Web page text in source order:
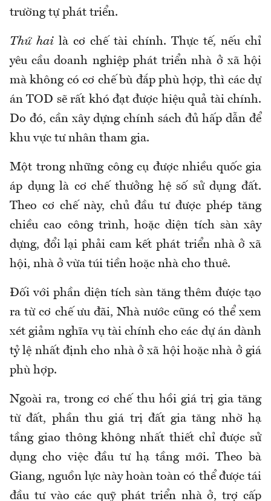
trường tự phát triển.
Thứ hai là cơ chế tài chính. Thực tế, nếu chỉ
yêu cầu doanh nghiệp phát triển nhà ở xã hội
mà không có cơ chế bù đắp phù hợp, thì các dự
án TOD sẽ rất khó đạt được hiệu quả tài chính.
Do đó, cần xây dựng chính sách đủ hấp dẫn để
khu vực tư nhân tham gia.
Một trong những công cụ được nhiều quốc gia
áp dụng là cơ chế thưởng hệ số sử dụng đất.
Theo cơ chế này, chủ đầu tư được phép tăng
chiều cao công trình, hoặc diện tích sàn xây
dựng, đổi lại phải cam kết phát triển nhà ở xã
hội, nhà ở vừa túi tiền hoặc nhà cho thuê.
Đối với phần diện tích sàn tăng thêm được tạo
ra từ cơ chế ưu đãi, Nhà nước cũng có thể xem
xét giảm nghĩa vụ tài chính cho các dự án dành
tỷ lệ nhất định cho nhà ở xã hội hoặc nhà ở giá
phù hợp.
Ngoài ra, trong cơ chế thu hồi giá trị gia tăng
từ đất, phần thu giá trị đất gia tăng nhờ hạ
tầng giao thông không nhất thiết chỉ được sử
dụng cho việc đầu tư hạ tầng mới. Theo bà
Giang, nguồn lực này hoàn toàn có thể được tái
đầu tư vào các quỹ phát triển nhà ở, trợ cấp